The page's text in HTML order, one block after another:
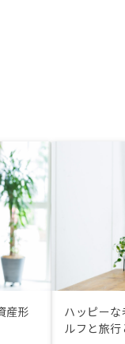
産形
ハッピー
ルフと旅